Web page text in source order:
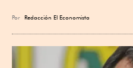
Por Redacción El Economista